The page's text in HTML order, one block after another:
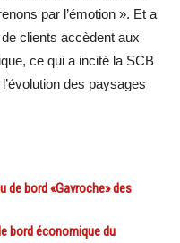
par l’émotion ». Et a
clients accèdent aux
ce qui a incité la SCB
des paysages
de bord «Gavroche» des
bord économique du